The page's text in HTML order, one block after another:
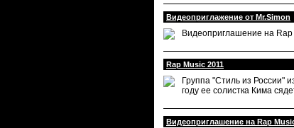
Видеоприглажение от Mr.Simon
Видеоприглашение на
Rap Music 2011
Группа "Стиль из России"
году ее солистка Кима
Видеоприглашение на Rap